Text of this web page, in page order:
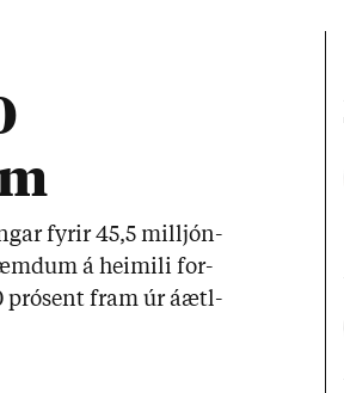
fyr­ir 45,5 millj­ón­
á heim­ili for­
pró­sent fram úr áætl­